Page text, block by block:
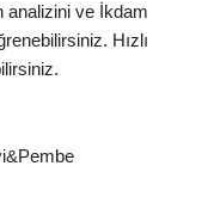
analizini ve İkdam
Hızlı